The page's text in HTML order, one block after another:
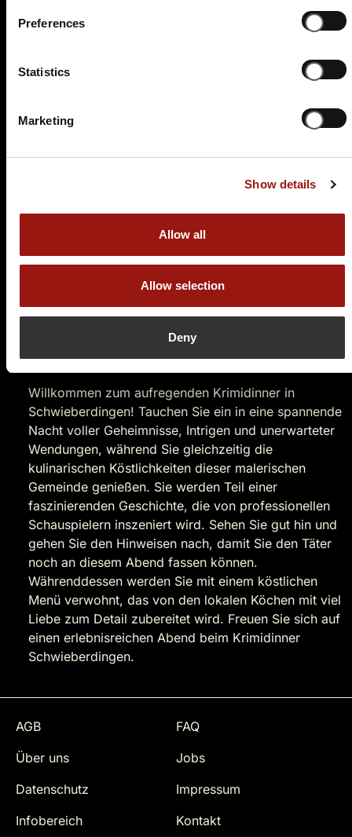
Preferences
Statistics
Marketing
Show details
Allow all
Allow selection
Deny
Landkreis Ludwigsburg in Baden-Württemberg. Im
Mittelalter war Schwieberdingen ein wichtiger Ort für
überwiegend landwirtschaftlich geprägten Dorf wuchs
moderne Industriegemeinde heran. Heute ist es vor
vielfältigen Freizeitmöglichkeiten bekannt. In direkter
Nähe zu Schwieberdingen befinden sich zahlreichen
Naturschutzgebieten im Glemstal. Im Münchinger Tal
Naturdenkmäler zu erkunden. Hierzu gehören
beispielsweise die Katharinenlinde, das Feuchtgebiet
Markt oder die Pappelgruppe am Vöhinger Kirchle.
Das Krimidinner Schwieberdingen
Willkommen zum aufregenden Krimidinner in
Schwieberdingen! Tauchen Sie ein in eine spannende
Nacht voller Geheimnisse, Intrigen und unerwarteter
Wendungen, während Sie gleichzeitig die
kulinarischen Köstlichkeiten dieser malerischen
Gemeinde genießen. Sie werden Teil einer
faszinierenden Geschichte, die von professionellen
Schauspielern inszeniert wird. Sehen Sie gut hin und
gehen Sie den Hinweisen nach, damit Sie den Täter
noch an diesem Abend fassen können.
Währenddessen werden Sie mit einem köstlichen
Menü verwohnt, das von den lokalen Köchen mit viel
Liebe zum Detail zubereitet wird. Freuen Sie sich auf
einen erlebnisreichen Abend beim Krimidinner
Schwieberdingen.
AGB
FAQ
Über uns
Jobs
Datenschutz
Impressum
Infobereich
Kontakt